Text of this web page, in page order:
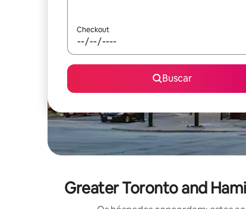
Checkout
Buscar
Greater Toronto and